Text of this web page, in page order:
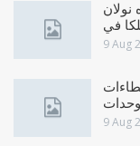
9 Aug
9 Aug